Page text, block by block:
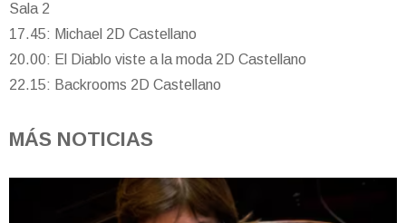
Sala 2
17.45: Michael 2D Castellano
20.00: El Diablo viste a la moda 2D Castellano
22.15: Backrooms 2D Castellano
MÁS NOTICIAS